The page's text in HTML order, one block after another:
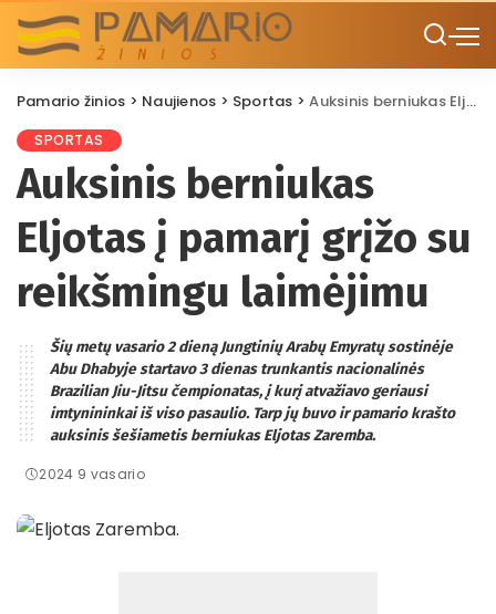
Pamario žinios > Naujienos > Sportas >Auksinis berniukas Eljotas į pamarį grįžo su reikšmingu laimėjimu
SPORTAS
Auksinis berniukas
Eljotas į pamarį grįžo su
reikšmingu laimėjimu
Šių metų vasario 2 dieną Jungtinių Arabų Emyratų sostinėje
Abu Dhabyje startavo 3 dienas trunkantis nacionalinės
Brazilian Jiu-Jitsu čempionatas, į kurį atvažiavo geriausi
imtynininkai iš viso pasaulio. Tarp jų buvo ir pamario krašto
auksinis šešiametis berniukas Eljotas Zaremba.
2024 9 vasario